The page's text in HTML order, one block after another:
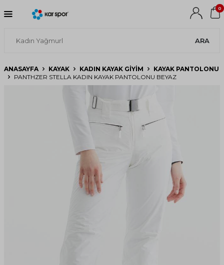
ARA
0
ANASAYFA KAYAK KADIN KAYAK GIYIM
KAYAK PANTOLONU
PANTHZER STELLA KADIN KAYAK PANTOLONU BEYAZ